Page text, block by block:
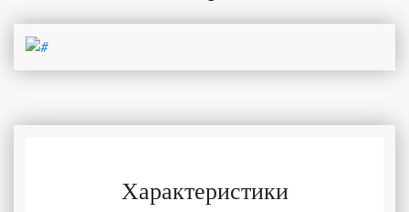
Характеристики